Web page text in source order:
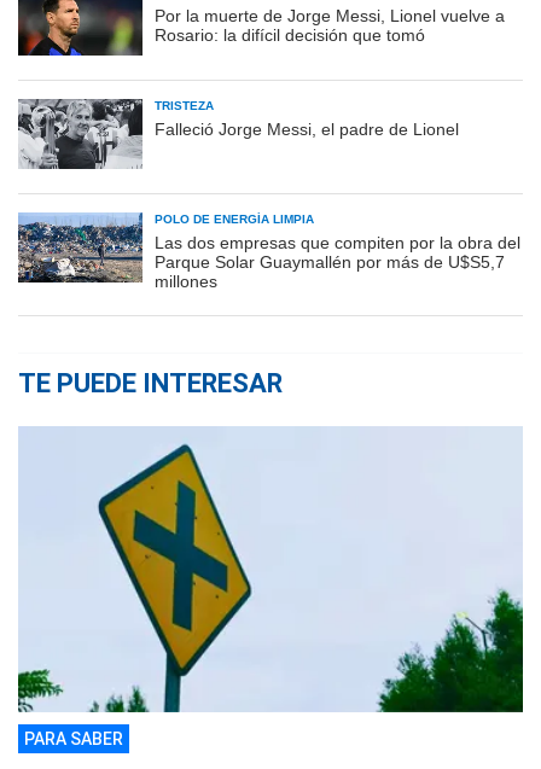
Por la muerte de Jorge Messi, Lionel vuelve a
Rosario: la difícil decisión que tomó
TRISTEZA
Falleció Jorge Messi, el padre de Lionel
POLO DE ENERGÍA LIMPIA
Las dos empresas que compiten por la obra del
Parque Solar Guaymallén por más de U$S5,7
millones
TE PUEDE INTERESAR
PARA SABER